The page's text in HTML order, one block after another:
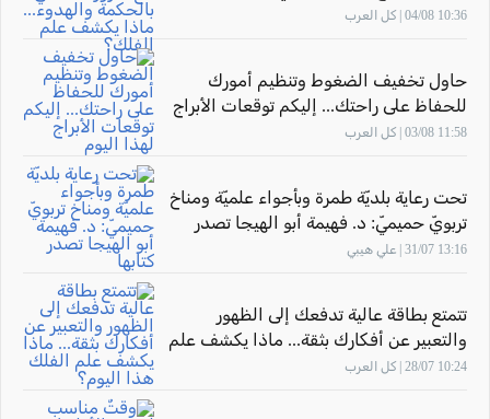
والهدوء... ماذا يكشف علم الفلك؟
10:36 04/08 | كل العرب
حاول تخفيف الضغوط وتنظيم أمورك
للحفاظ على راحتك... إليكم توقعات الأبراج
لهذا اليوم
11:58 03/08 | كل العرب
تحت رعاية بلديّة طمرة وبأجواء علميّة ومناخ
تربويّ حميميّ: د. فهيمة أبو الهيجا تصدر
كتابها "أثر المهارة" بحضور الاتّحاد القطريّ
13:16 31/07 | علي هيبي
تتمتع بطاقة عالية تدفعك إلى الظهور
والتعبير عن أفكارك بثقة... ماذا يكشف علم
الفلك هذا اليوم؟
10:24 28/07 | كل العرب